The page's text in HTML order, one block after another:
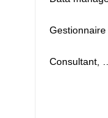
Gestionnaire
Consultant,